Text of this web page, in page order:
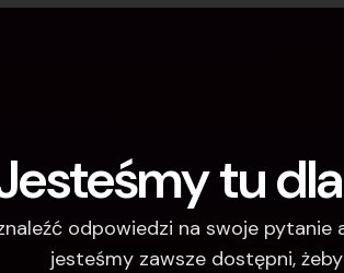
tu
odpowiedzi na swoje
jesteśmy zawsze dostępni,